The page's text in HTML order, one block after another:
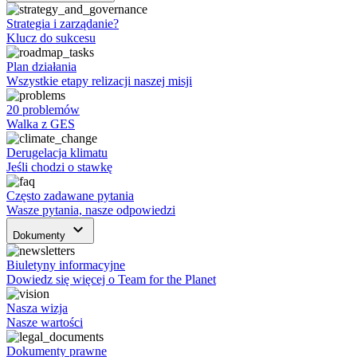
Strategia i zarządanie?
Klucz do sukcesu
Plan działania
Wszystkie etapy relizacji naszej misji
20 problemów
Walka z GES
Derugelacja klimatu
Jeśli chodzi o stawkę
Często zadawane pytania
Wasze pytania, nasze odpowiedzi
Dokumenty keyboard_arrow_down
Biuletyny informacyjne
Dowiedz się więcej o Team for the Planet
Nasza wizja
Nasze wartości
Dokumenty prawne